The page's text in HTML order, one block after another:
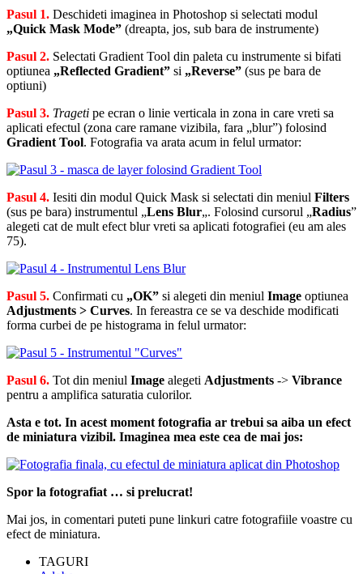
Pasul 1. Deschideti imaginea in Photoshop si selectati modul
„Quick Mask Mode” (dreapta, jos, sub bara de instrumente)
Pasul 2. Selectati Gradient Tool din paleta cu instrumente si bifati
optiunea „Reflected Gradient” si „Reverse” (sus pe bara de
optiuni)
Pasul 3. Trageti pe ecran o linie verticala in zona in care vreti sa
aplicati efectul (zona care ramane vizibila, fara „blur”) folosind
Gradient Tool. Fotografia va arata acum in felul urmator:
Pasul 4. Iesiti din modul Quick Mask si selectati din meniul Filters
(sus pe bara) instrumentul „Lens Blur„. Folosind cursorul „Radius”
alegeti cat de mult efect blur vreti sa aplicati fotografiei (eu am ales
75).
Pasul 5. Confirmati cu „OK” si alegeti din meniul Image optiunea
Adjustments > Curves. In fereastra ce se va deschide modificati
forma curbei de pe histograma in felul urmator:
Pasul 6. Tot din meniul Image alegeti Adjustments -> Vibrance
pentru a amplifica saturatia culorilor.
Asta e tot. In acest moment fotografia ar trebui sa aiba un efect
de miniatura vizibil. Imaginea mea este cea de mai jos:
Spor la fotografiat … si prelucrat!
Mai jos, in comentari puteti pune linkuri catre fotografiile voastre cu
efect de miniatura.
TAGURI